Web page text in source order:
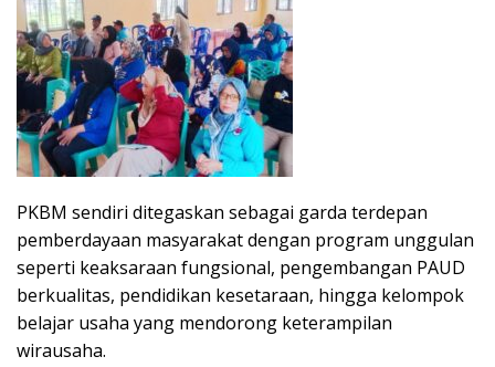
PKBM sendiri ditegaskan sebagai garda terdepan
pemberdayaan masyarakat dengan program unggulan
seperti keaksaraan fungsional, pengembangan PAUD
berkualitas, pendidikan kesetaraan, hingga kelompok
belajar usaha yang mendorong keterampilan
wirausaha.